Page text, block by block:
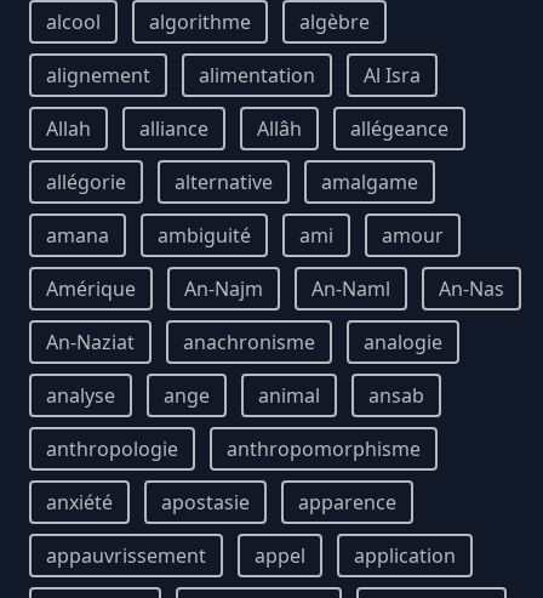
alcool
algorithme
algèbre
alignement
alimentation
Al Isra
Allah
alliance Allâh
allégeance
allégorie
alternative
amalgame
amana
ambiguité ami
amour
Amérique
An-Najm An-Naml
An-Nas
An-Naziat
anachronisme
analogie
analyse
ange animal
ansab
anthropologie
anthropomorphisme
anxiété
apostasie
apparence
appauvrissement
appel
application